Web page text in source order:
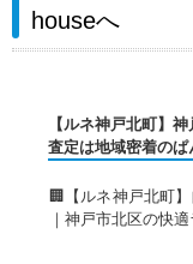
houseへ
【ルネ神戸北町】
査定は地域密着の
🏢【ルネ神戸北町
｜神戸市北区の快